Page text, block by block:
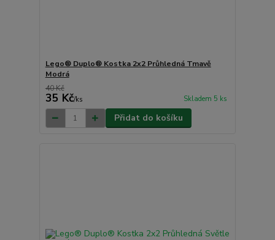
Lego® Duplo® Kostka 2x2 Průhledná Tmavě
Modrá
40 Kč
35 Kč/ks Skladem 5 ks
Přidat do košíku